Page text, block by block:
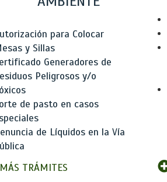
para Colocar
y Sillas
Generadores de
Peligrosos y/o
de pasto en casos
de Líquidos en la Vía
TRÁMITES